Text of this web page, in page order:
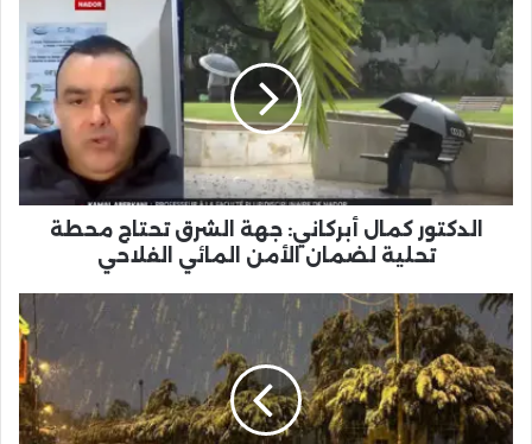
كمال
أبركاني:
جهة
الشرق
تحتاج
لضمان
الدكتور كمال أبركاني: جهة الشرق تحتاج محطة
تحلية لضمان الأمن المائي الفلاحي
تساقطات
ثلجية
نادرة
بوجدة
بعد
15